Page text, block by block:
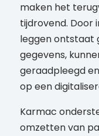
maken het
tijdrovend. Door
leggen ontstaat
gegevens,
geraadpleegd
op een
Karmac
omzetten van